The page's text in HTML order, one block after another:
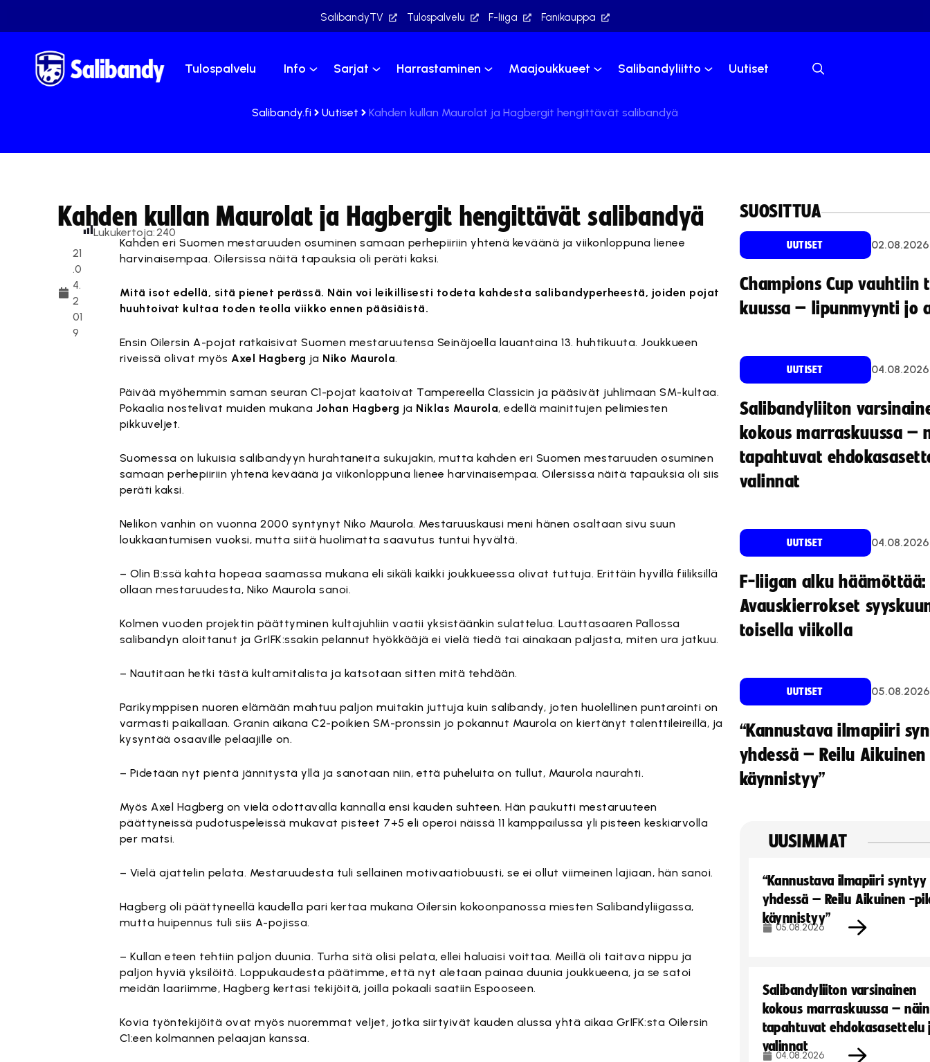
SalibandyTV Tulospalvelu F-liiga Fanikauppa
Tulospalvelu Info Sarjat Harrastaminen Maajoukkueet Salibandyliitto Uutiset
Salibandy.fi Uutiset Kahden kullan Maurolat ja Hagbergit hengittävät salibandyä
Kahden kullan Maurolat ja Hagbergit hengittävät salibandyä
21
.0
4.
2
01
9
Lukukertoja:240
Kahden eri Suomen mestaruuden osuminen samaan perhepiiriin yhtenä keväänä ja viikonloppuna lienee
harvinaisempaa. Oilersissa näitä tapauksia oli peräti kaksi.
Mitä isot edellä, sitä pienet perässä. Näin voi leikillisesti todeta kahdesta salibandyperheestä, joiden pojat
huuhtoivat kultaa toden teolla viikko ennen pääsiäistä.
Ensin Oilersin A-pojat ratkaisivat Suomen mestaruutensa Seinäjoella lauantaina 13. huhtikuuta. Joukkueen
riveissä olivat myösAxel Hagberg ja Niko Maurola.
Päivää myöhemmin saman seuran C1-pojat kaatoivat Tampereella Classicin ja pääsivät juhlimaan SM-kultaa.
Pokaalia nostelivat muiden mukana Johan Hagberg ja Niklas Maurola, edellä mainittujen pelimiesten
pikkuveljet.
Suomessa on lukuisia salibandyyn hurahtaneita sukujakin, mutta kahden eri Suomen mestaruuden osuminen
samaan perhepiiriin yhtenä keväänä ja viikonloppuna lienee harvinaisempaa. Oilersissa näitä tapauksia oli siis
peräti kaksi.
Nelikon vanhin on vuonna 2000 syntynyt Niko Maurola. Mestaruuskausi meni hänen osaltaan sivu suun
loukkaantumisen vuoksi, mutta siitä huolimatta saavutus tuntui hyvältä.
– Olin B:ssä kahta hopeaa saamassa mukana eli sikäli kaikki joukkueessa olivat tuttuja. Erittäin hyvillä fiiliksillä
ollaan mestaruudesta, Niko Maurola sanoi.
Kolmen vuoden projektin päättyminen kultajuhliin vaatii yksistäänkin sulattelua. Lauttasaaren Pallossa
salibandyn aloittanut ja GrIFK:ssakin pelannut hyökkääjä ei vielä tiedä tai ainakaan paljasta, miten ura jatkuu.
– Nautitaan hetki tästä kultamitalista ja katsotaan sitten mitä tehdään.
Parikymppisen nuoren elämään mahtuu paljon muitakin juttuja kuin salibandy, joten huolellinen puntarointi on
varmasti paikallaan. Granin aikana C2-poikien SM-pronssin jo pokannut Maurola on kiertänyt talenttileireillä, ja
kysyntää osaaville pelaajille on.
– Pidetään nyt pientä jännitystä yllä ja sanotaan niin, että puheluita on tullut, Maurola naurahti.
Myös Axel Hagberg on vielä odottavalla kannalla ensi kauden suhteen. Hän paukutti mestaruuteen
päättyneissä pudotuspeleissä mukavat pisteet 7+5 eli operoi näissä 11 kamppailussa yli pisteen keskiarvolla
per matsi.
– Vielä ajattelin pelata. Mestaruudesta tuli sellainen motivaatiobuusti, se ei ollut viimeinen lajiaan, hän sanoi.
Hagberg oli päättyneellä kaudella pari kertaa mukana Oilersin kokoonpanossa miesten Salibandyliigassa,
mutta huipennus tuli siis A-pojissa.
– Kullan eteen tehtiin paljon duunia. Turha sitä olisi pelata, ellei haluaisi voittaa. Meillä oli taitava nippu ja
paljon hyviä yksilöitä. Loppukaudesta päätimme, että nyt aletaan painaa duunia joukkueena, ja se satoi
meidän laariimme, Hagberg kertasi tekijöitä, joilla pokaali saatiin Espooseen.
Kovia työntekijöitä ovat myös nuoremmat veljet, jotka siirtyivät kauden alussa yhtä aikaa GrIFK:sta Oilersin
C1:een kolmannen pelaajan kanssa.
SUOSITTUA
UUTISET 02.08.2026
Champions Cup vauhtiin
kuussa – lipunmyynti jo
UUTISET 04.08.2026
Salibandyliiton
kokous marraskuussa –
tapahtuvat
valinnat
UUTISET 04.08.2026
F-liigan alku häämöttää:
Avauskierrokset
toisella viikolla
UUTISET 05.08.2026
“Kannustava ilmapiiri
yhdessä – Reilu
käynnistyy”
UUSIMMAT
“Kannustava ilmapiiri syntyy
yhdessä – Reilu Aikuinen -
käynnistyy”
05.08.2026
Salibandyliiton varsinainen
kokous marraskuussa – näin
tapahtuvat ehdokasasettelu
valinnat
04.08.2026